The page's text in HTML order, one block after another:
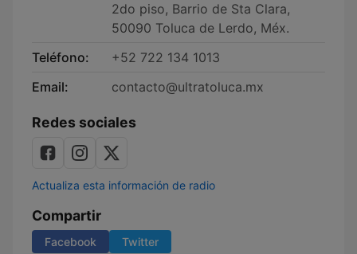
2do piso, Barrio de Sta Clara,
50090 Toluca de Lerdo, Méx.
Teléfono:
+52 722 134 1013
Email:
contacto@ultratoluca.mx
Redes sociales
Actualiza esta información de radio
Compartir
Facebook Twitter